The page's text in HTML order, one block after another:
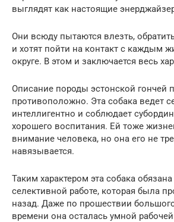
выглядят как настоящие
Они всюду пытаются влезть,
и хотят пойти на контакт с каждым
округе. В этом и заключается весь
Описание породы эстонской гончей
противоположно. Эта собака ведет
интеллигентно и соблюдает
хорошего воспитания. Ей тоже
внимание человека, но она его не
навязывается.
Таким характером эта собака
селективной работе, которая была
назад. Даже по прошествии
времени она осталась умной